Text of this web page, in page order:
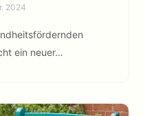
2024
ein neuer…